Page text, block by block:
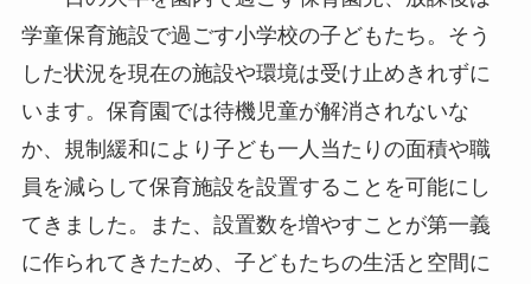
学童保育施設で過ごす小学校の子どもたち。そう
した状況を現在の施設や環境は受け止めきれずに
います。保育園では待機児童が解消されないな
か、規制緩和により子ども一人当たりの面積や職
員を減らして保育施設を設置することを可能にし
てきました。また、設置数を増やすことが第一義
に作られてきたため、子どもたちの生活と空間に